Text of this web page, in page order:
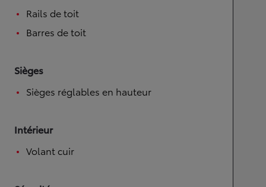
Rails de toit
Barres de toit
Sièges
Sièges réglables en hauteur
Intérieur
Volant cuir